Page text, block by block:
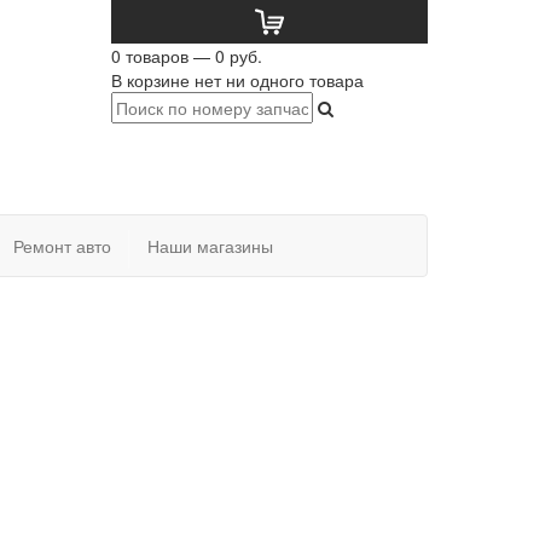
0 товаров — 0 руб.
В корзине нет ни одного товара
Ремонт авто Наши магазины